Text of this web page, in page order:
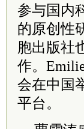
参与国内
的原创性
胞出版社
作。
会在中国
平台。